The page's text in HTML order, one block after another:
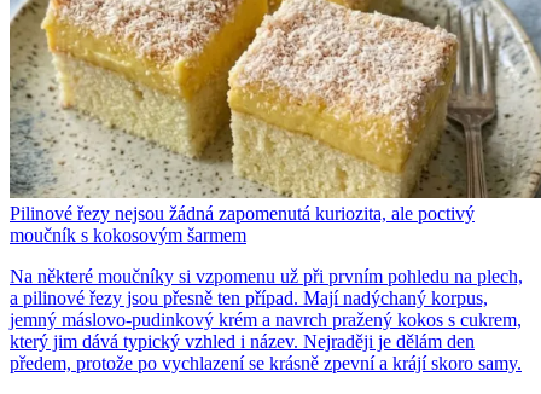
Pilinové řezy nejsou žádná zapomenutá kuriozita, ale poctivý
moučník s kokosovým šarmem
Na některé moučníky si vzpomenu už při prvním pohledu na plech,
a pilinové řezy jsou přesně ten případ. Mají nadýchaný korpus,
jemný máslovo-pudinkový krém a navrch pražený kokos s cukrem,
který jim dává typický vzhled i název. Nejraději je dělám den
předem, protože po vychlazení se krásně zpevní a krájí skoro samy.